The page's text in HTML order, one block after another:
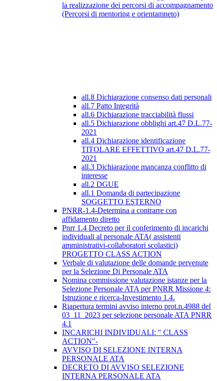
la realizzazione dei percorsi di accompagnamento
(Percorsi di mentoring e orientamneto)
all.8 Dichiarazione consenso dati personali
all.7 Patto Integrità
all.6 Dichiarazione tracciabilità flussi
all.5 Dichiarazione obblighi art.47 D.L.77-
2021
all.4 Dichiarazione identificazione
TITOLARE EFFETTIVO art.47 D.L.77-
2021
all.3 Dichiarazione mancanza conflitto di
interesse
all.2 DGUE
all.1 Domanda di partecipazione
SOGGETTO ESTERNO
PNRR-1.4-Determina a contrarre con
affidamento diretto
Pnrr 1.4 Decreto per il conferimento di incarichi
individuali al personale ATA( assistenti
amministrativi-collaboratori scolastici)
PROGETTO CLASS ACTION
Verbale di valutazione delle domande pervenute
per la Selezione Di Personale ATA
Nomina commissione valutazione istanze per la
Selezione Personale ATA per PNRR Missione 4:
Istruzione e ricerca-Investimento 1.4.
Riapertura termini avviso interno prot.n.4988 del
03_11_2023 per selezione personale ATA PNRR
4.1
INCARICHI INDIVIDUALI: " CLASS
ACTION"-
AVVISO DI SELEZIONE INTERNA
PERSONALE ATA
DECRETO DI AVVISO SELEZIONE
INTERNA PERSONALE ATA